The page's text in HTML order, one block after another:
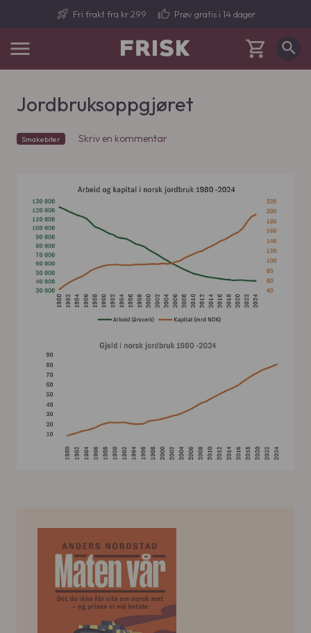
rocket_launch Fri frakt fra kr 299 thumb_up Prøv gratis i 14 dager
shopping_cart
Cart search
menu
P
Jordbruksoppgjøret
Smakebiter Skriv en kommentar